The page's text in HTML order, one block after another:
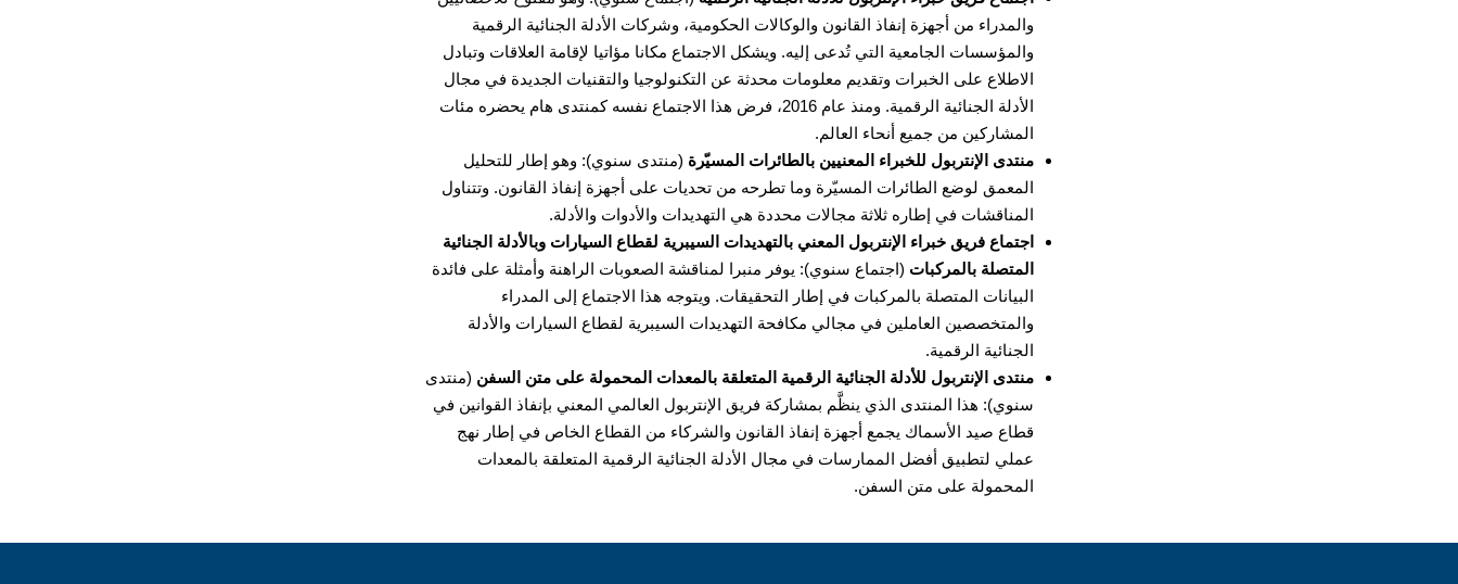
والمدراء من أجهزة إنفاذ القانون والوكالات الحكومية، وشركات الأدلة الجنائية الرقمية
والمؤسسات الجامعية التي تُدعى إليه. ويشكل الاجتماع مكانا مؤاتيا لإقامة العلاقات وتبادل
الاطلاع على الخبرات وتقديم معلومات محدثة عن التكنولوجيا والتقنيات الجديدة في مجال
الأدلة الجنائية الرقمية. ومنذ عام 2016، فرض هذا الاجتماع نفسه كمنتدى هام يحضره مئات
المشاركين من جميع أنحاء العالم.
منتدى الإنتربول للخبراء المعنيين بالطائرات المسيّرة (منتدى سنوي): وهو إطار للتحليل
المعمق لوضع الطائرات المسيّرة وما تطرحه من تحديات على أجهزة إنفاذ القانون. وتتناول
المناقشات في إطاره ثلاثة مجالات محددة هي التهديدات والأدوات والأدلة.
اجتماع فريق خبراء الإنتربول المعني بالتهديدات السيبرية لقطاع السيارات وبالأدلة الجنائية
المتصلة بالمركبات (اجتماع سنوي): يوفر منبرا لمناقشة الصعوبات الراهنة وأمثلة على فائدة
البيانات المتصلة بالمركبات في إطار التحقيقات. ويتوجه هذا الاجتماع إلى المدراء
والمتخصصين العاملين في مجالي مكافحة التهديدات السيبرية لقطاع السيارات والأدلة
الجنائية الرقمية.
منتدى الإنتربول للأدلة الجنائية الرقمية المتعلقة بالمعدات المحمولة على متن السفن (منتدى
سنوي): هذا المنتدى الذي ينظَّم بمشاركة فريق الإنتربول العالمي المعني بإنفاذ القوانين في
قطاع صيد الأسماك يجمع أجهزة إنفاذ القانون والشركاء من القطاع الخاص في إطار نهج
عملي لتطبيق أفضل الممارسات في مجال الأدلة الجنائية الرقمية المتعلقة بالمعدات
المحمولة على متن السفن.